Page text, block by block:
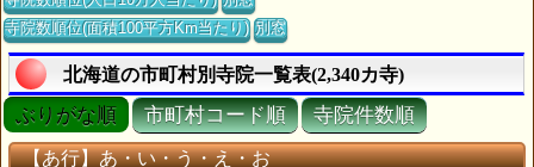
寺院数順位(面積100平方Km当たり) 別窓
北海道の市町村別寺院一覧表(2,340カ寺)
ぶりがな順 市町村コード順 寺院件数順
【あ行】あ・い・う・え・お